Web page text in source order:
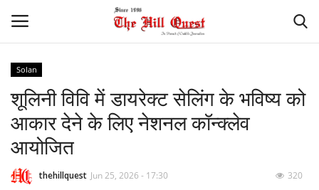
Home
Solan
शूलिनी विवि में डायरेक्ट सेलिंग के भविष्य को
आकार देने के लिए नेशनल कॉन्क्लेव
आयोजित
thehillquest Jun 25, 2026 - 17:30 320